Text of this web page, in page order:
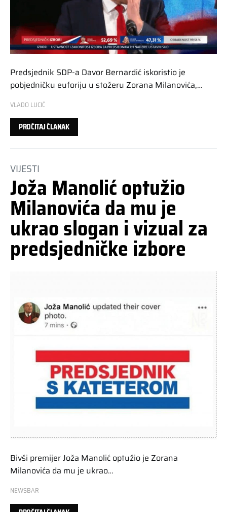
Predsjednik SDP-a Davor Bernardić iskoristio je
pobjedničku euforiju u stožeru Zorana Milanovića,…
VLADO LUCIĆ
PROČITAJ ČLANAK
VIJESTI
Joža Manolić optužio
Milanovića da mu je
ukrao slogan i vizual za
predsjedničke izbore
Bivši premijer Joža Manolić optužio je Zorana
Milanovića da mu je ukrao…
NEWSBAR